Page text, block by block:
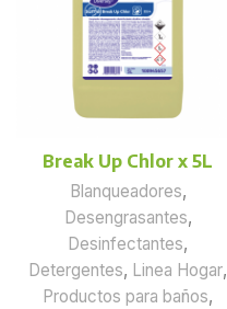
Break Up Chlor x 5L
Blanqueadores,
Desengrasantes,
Desinfectantes,
Detergentes, Linea Hogar,
Productos para baños,